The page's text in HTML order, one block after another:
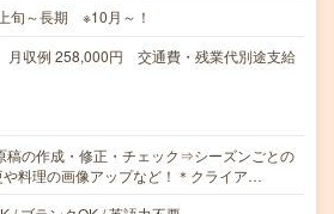
旬～長期 ※10月～！
収例 258,000円 交通費・残業代別途支給
稿の作成・修正・チェック⇒シーズンごとの
や料理の画像アップなど！＊クライア…